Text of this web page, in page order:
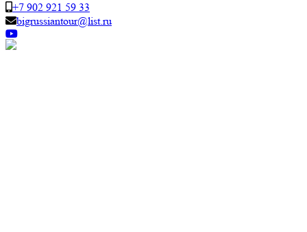
+7 902 921 59 33
bigrussiantour@list.ru